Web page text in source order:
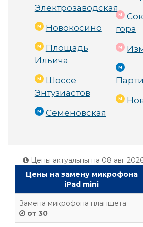
Электрозаводская
Новокосино
Площадь
Ильича
Шоссе
Энтузиастов
Семёновская
гора
Цены актуальны на 08 авг
Цены на замену микрофона
iPad mini
Замена микрофона планшета
от 30